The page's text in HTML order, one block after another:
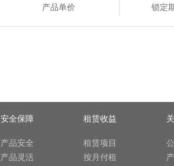
产品单价
锁定
安全保障
产品安全
产品灵活
租赁收益
租赁项目
按月付租